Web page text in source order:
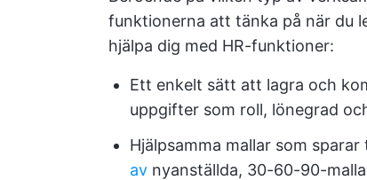
funktionerna att tänka på när du
hjälpa dig med HR-funktioner:
Ett enkelt sätt att lagra och
uppgifter som roll, lönegrad
Hjälpsamma mallar som
av nyanställda, 30-60-90-